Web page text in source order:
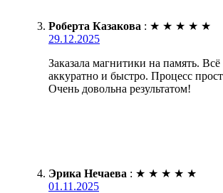
Роберта Казакова : ★ ★ ★ ★ ★
29.12.2025
Заказала магнитики на память. Всё
аккуратно и быстро. Процесс
Очень довольна результатом!
Эрика Нечаева : ★ ★ ★ ★ ★
01.11.2025